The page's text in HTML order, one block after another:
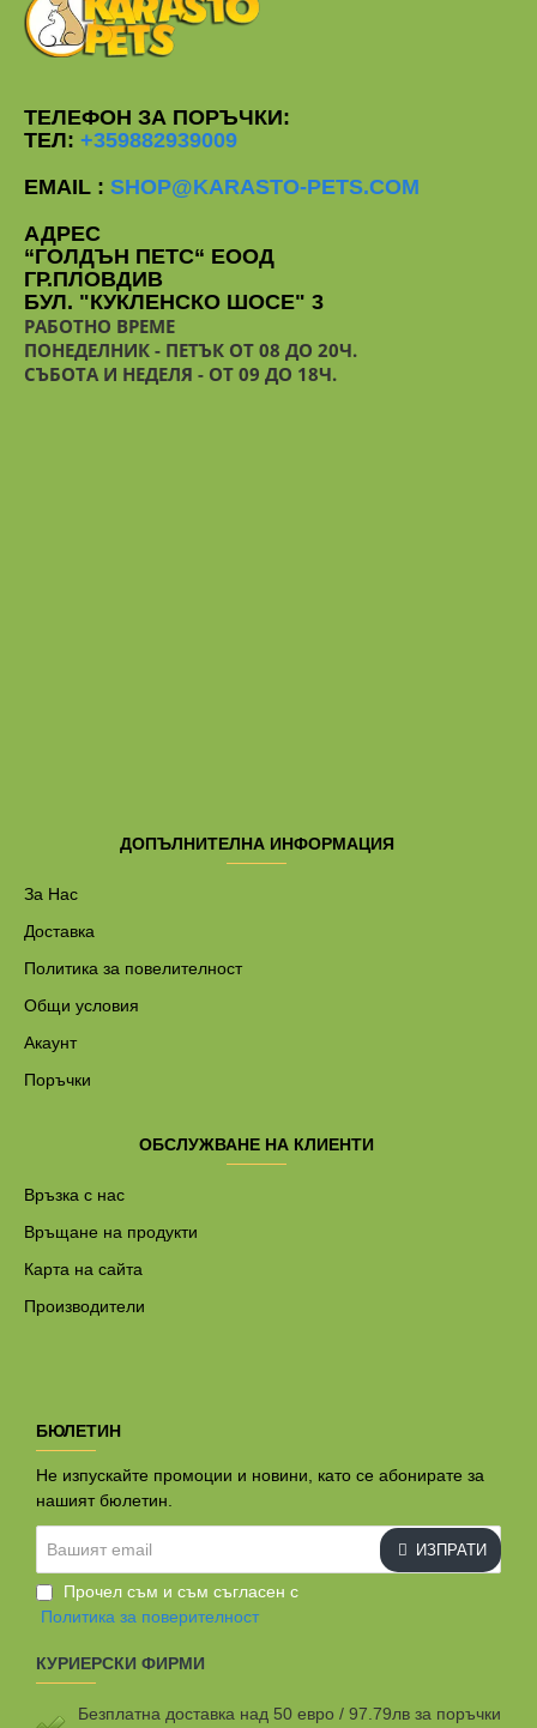
ТЕЛЕФОН ЗА ПОРЪЧКИ:
ТЕЛ: +359882939009
EMAIL : SHOP@KARASTO-PETS.COM
АДРЕС
“ГОЛДЪН ПЕТС“ ЕООД
ГР.ПЛОВДИВ
БУЛ. "КУКЛЕНСКО ШОСЕ" 3
РАБОТНО ВРЕМЕ
ПОНЕДЕЛНИК - ПЕТЪК ОТ 08 ДО 20Ч.
СЪБОТА И НЕДЕЛЯ - ОТ 09 ДО 18Ч.
ДОПЪЛНИТЕЛНА ИНФОРМАЦИЯ
За Нас
Доставка
Политика за повелителност
Общи условия
Акаунт
Поръчки
ОБСЛУЖВАНЕ НА КЛИЕНТИ
Връзка с нас
Връщане на продукти
Карта на сайта
Производители
БЮЛЕТИН
Не изпускайте промоции и новини, като се абонирате за
нашият бюлетин.
email
ИЗПРАТИ
Прочел съм и съм съгласен с
Политика за поверителност
КУРИЕРСКИ ФИРМИ
Безплатна доставка над 50 евро / 97.79лв за поръчки